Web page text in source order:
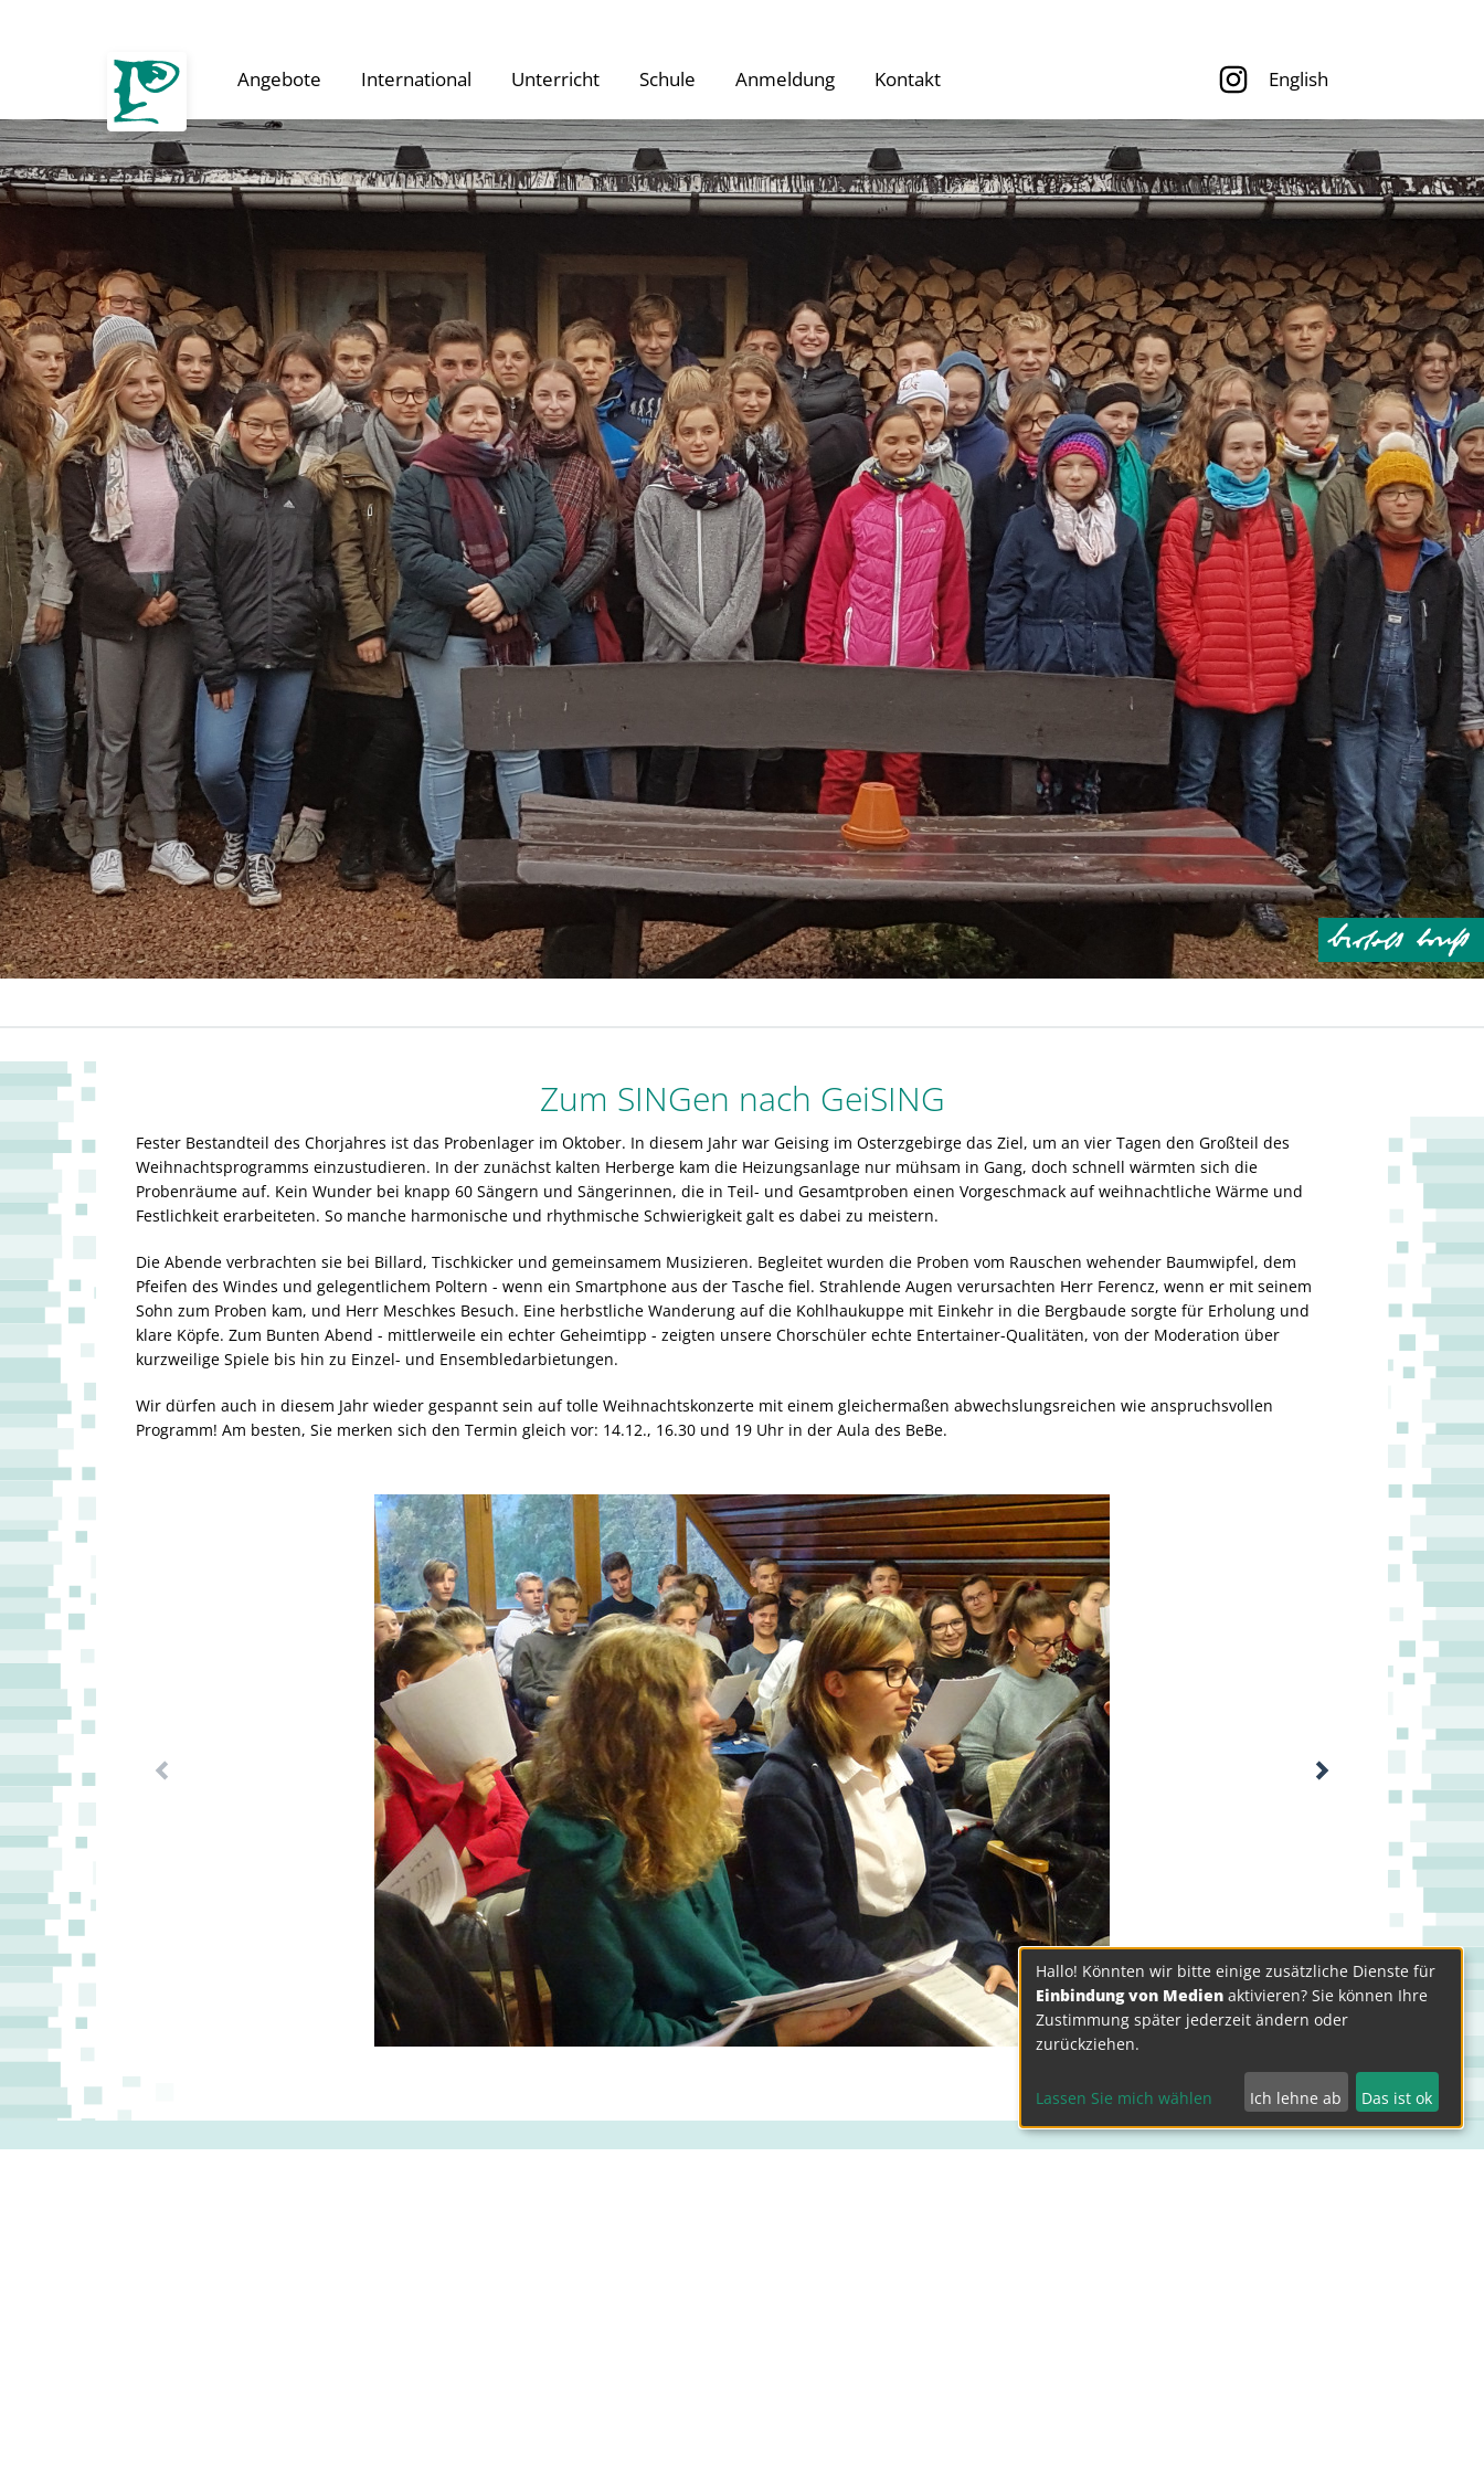
Angebote International Unterricht Schule Anmeldung Kontakt English
Zum SINGen nach GeiSING
Fester Bestandteil des Chorjahres ist das Probenlager im Oktober. In diesem Jahr war Geising im Osterzgebirge das Ziel, um an vier Tagen den Großteil des
Weihnachtsprogramms einzustudieren. In der zunächst kalten Herberge kam die Heizungsanlage nur mühsam in Gang, doch schnell wärmten sich die
Probenräume auf. Kein Wunder bei knapp 60 Sängern und Sängerinnen, die in Teil- und Gesamtproben einen Vorgeschmack auf weihnachtliche Wärme und
Festlichkeit erarbeiteten. So manche harmonische und rhythmische Schwierigkeit galt es dabei zu meistern.
Die Abende verbrachten sie bei Billard, Tischkicker und gemeinsamem Musizieren. Begleitet wurden die Proben vom Rauschen wehender Baumwipfel, dem
Pfeifen des Windes und gelegentlichem Poltern - wenn ein Smartphone aus der Tasche fiel. Strahlende Augen verursachten Herr Ferencz, wenn er mit seinem
Sohn zum Proben kam, und Herr Meschkes Besuch. Eine herbstliche Wanderung auf die Kohlhaukuppe mit Einkehr in die Bergbaude sorgte für Erholung und
klare Köpfe. Zum Bunten Abend - mittlerweile ein echter Geheimtipp - zeigten unsere Chorschüler echte Entertainer-Qualitäten, von der Moderation über
kurzweilige Spiele bis hin zu Einzel- und Ensembledarbietungen.
Wir dürfen auch in diesem Jahr wieder gespannt sein auf tolle Weihnachtskonzerte mit einem gleichermaßen abwechslungsreichen wie anspruchsvollen
Programm! Am besten, Sie merken sich den Termin gleich vor: 14.12., 16.30 und 19 Uhr in der Aula des BeBe.
Hallo! Könnten wir bitte einige zusätzliche Dienste für
Einbindung von Medien aktivieren? Sie können Ihre
Zustimmung später jederzeit ändern oder
zurückziehen.
Lassen Sie mich wählen Ich lehne ab Das ist ok